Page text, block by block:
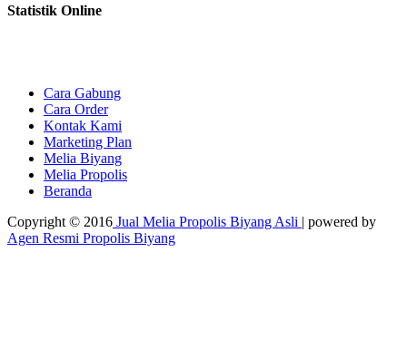
Statistik Online
Cara Gabung
Cara Order
Kontak Kami
Marketing Plan
Melia Biyang
Melia Propolis
Beranda
Copyright © 2016 Jual Melia Propolis Biyang Asli | powered by
Agen Resmi Propolis Biyang